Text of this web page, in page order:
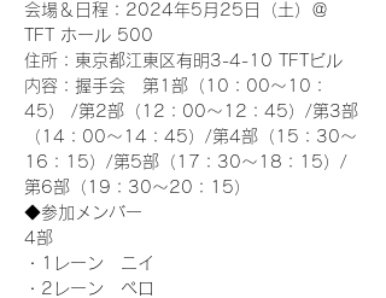
会場＆日程：2024年5月25日（土）＠
TFT ホール 500
住所：東京都江東区有明3-4-10 TFTビル
内容：握手会　第1部（10：00～10：
45） /第2部（12：00～12：45）/第3部
（14：00～14：45）/第4部（15：30～
16：15）/第5部（17：30～18：15）/
第6部（19：30～20：15）
◆参加メンバー
4部
・1レーン　ニイ
・2レーン　ペロ